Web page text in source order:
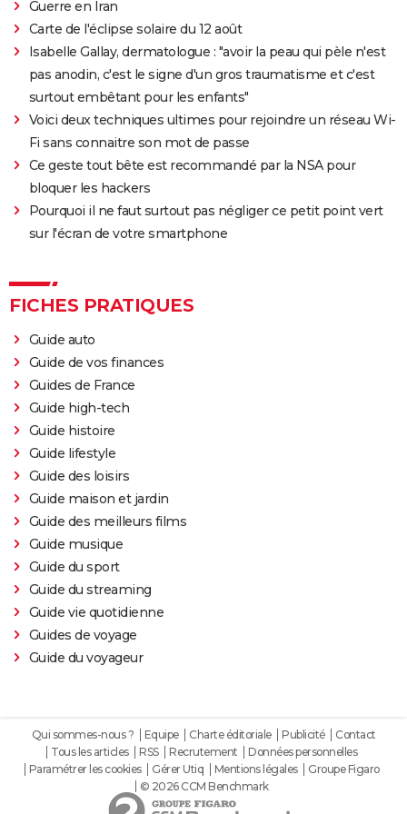
Les Passagers de la nuit
"Babylon" : critiques, séances, avis, casting,
streaming, bande-annonce...
Rocky
La chambre d'à côté : faut-il voir le dernier Pedro
Almodóvar ? Ce qu'en disent les critiques presse
The Whale
Le Comte de Monte-Cristo : le film avec Pierre Niney
est-il inspiré d'une histoire vraie ?
Juré n°2 : s'agit-il (véritablement) du dernier film de
Le Parrain
Il était une fois en Amérique
Peter von Kant
Nomadland : synopsis, casting, Oscars, photos,
streaming, avis...
Sound of Metal
Slalom
Oh Canada : que vaut le film avec Richard Gere et
Jacob Elordi présenté au Festival de Cannes ?
Guerre en Iran
Carte de l'éclipse solaire du 12 août
Isabelle Gallay, dermatologue : "avoir la peau qui pèle n'est
pas anodin, c'est le signe d'un gros traumatisme et c'est
surtout embêtant pour les enfants"
Voici deux techniques ultimes pour rejoindre un réseau Wi-
Fi sans connaitre son mot de passe
Ce geste tout bête est recommandé par la NSA pour
bloquer les hackers
Pourquoi il ne faut surtout pas négliger ce petit point vert
sur l'écran de votre smartphone
FICHES PRATIQUES
Guide auto
Guide de vos finances
Guides de France
Guide high-tech
Guide histoire
Guide lifestyle
Guide des loisirs
Guide maison et jardin
Guide des meilleurs films
Guide musique
Guide du sport
Guide du streaming
Guide vie quotidienne
Guides de voyage
Guide du voyageur
Qui sommes-nous ? Equipe Charte éditoriale Publicité
Contact
Tous les articles
RSS Recrutement
Données personnelles
Paramétrer les cookies
Gérer Utiq Mentions légales
Groupe Figaro
© 2026 CCM Benchmark